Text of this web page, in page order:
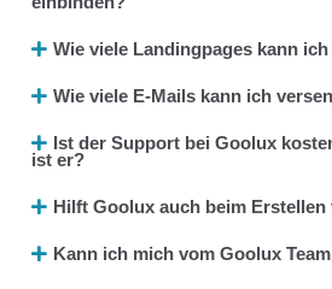
Wie viele Landingpages kann ich
Wie viele E-Mails kann ich
Ist der Support bei Goolux
ist er?
Hilft Goolux auch beim
Kann ich mich vom Goolux